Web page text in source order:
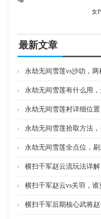
女
最新文章
永劫无间雪莲vs沙叻，
永劫无间雪莲村详细位
永劫无间雪莲拾取方法
永劫无间雪莲全点位，
横扫千军赵云vs关羽，